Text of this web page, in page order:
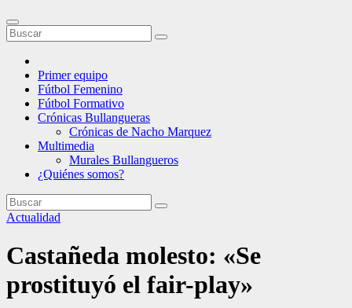
Primer equipo
Fútbol Femenino
Fútbol Formativo
Crónicas Bullangueras
Crónicas de Nacho Marquez
Multimedia
Murales Bullangueros
¿Quiénes somos?
Actualidad
Castañeda molesto: «Se
prostituyó el fair-play»